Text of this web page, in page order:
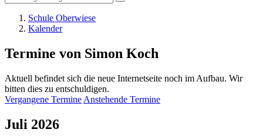
Schule Oberwiese
Kalender
Termine von Simon Koch
Aktuell befindet sich die neue Internetseite noch im Aufbau. Wir
bitten dies zu entschuldigen.
Vergangene Termine Anstehende Termine
Juli 2026